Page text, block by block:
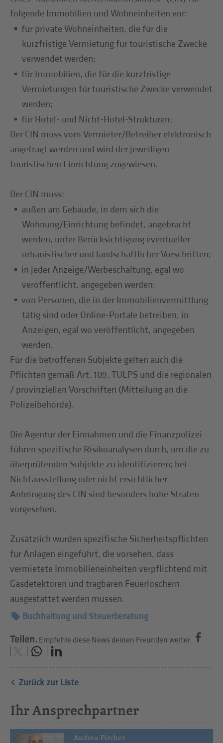
folgende Immobilien und Wohneinheiten vor:
für private Wohneinheiten, die für die
kurzfristige Vermietung für touristische Zwecke
verwendet werden;
für Immobilien, die für die kurzfristige
Vermietungen für touristische Zwecke verwendet
werden;
für Hotel- und Nicht-Hotel-Strukturen;
Der CIN muss vom Vermieter/Betreiber elektronisch
angefragt werden und wird der jeweiligen
touristischen Einrichtung zugewiesen.
Der CIN muss:
außen am Gebäude, in dem sich die
Wohnung/Einrichtung befindet, angebracht
werden, unter Berücksichtigung eventueller
urbanistischer und landschaftlicher Vorschriften;
in jeder Anzeige/Werbeschaltung, egal wo
veröffentlicht, angegeben werden;
von Personen, die in der Immobilienvermittlung
tätig sind oder Online-Portale betreiben, in
Anzeigen, egal wo veröffentlicht, angegeben
werden.
Für die betroffenen Subjekte gelten auch die
Pflichten gemäß Art. 109, TULPS und die regionalen
/ provinziellen Vorschriften (Mitteilung an die
Polizeibehörde).
Die Agentur der Einnahmen und die Finanzpolizei
führen spezifische Risikoanalysen durch, um die zu
überprüfenden Subjekte zu identifizieren; bei
Nichtausstellung oder nicht ersichtlicher
Anbringung des CIN sind besonders hohe Strafen
vorgesehen.
Zusätzlich wurden spezifische Sicherheitspflichten
für Anlagen eingeführt, die vorsehen, dass
vermietete Immobilieneinheiten verpflichtend mit
Gasdetektoren und tragbaren Feuerlöschern
ausgestattet werden müssen.
Buchhaltung und Steuerberatung
Teilen. Empfehle diese News deinen Freunden weiter.
Zurück zur Liste
Ihr Ansprechpartner
Andrea Pircher